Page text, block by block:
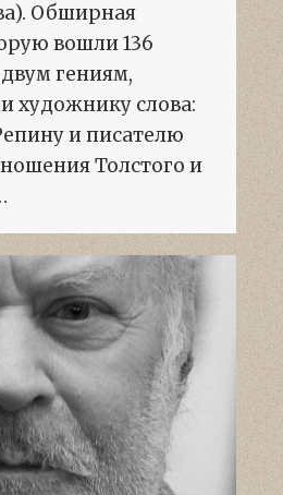
Обширная
вошли 136
гениям,
художнику слова:
и писателю
Толстого и